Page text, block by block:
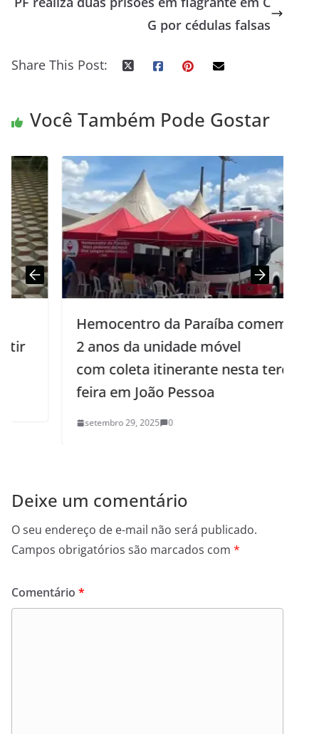
G por cédulas falsas
Share This Post:
Você Também Pode Gostar
Hemocentro da Paraíba comemora
2 anos da unidade móvel
com coleta itinerante nesta terça-
feira em João Pessoa
setembro 29, 2025 0
Deixe um comentário
O seu endereço de e-mail não será publicado.
Campos obrigatórios são marcados com *
Comentário *